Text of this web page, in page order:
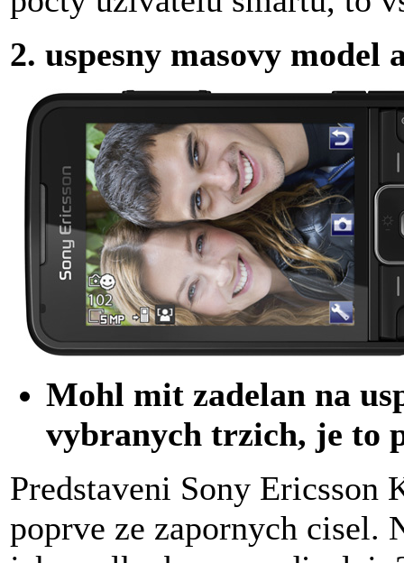
2. uspesny masovy model
Mohl mit zadelan na
vybranych trzich, je to
Predstaveni Sony Ericsson
poprve ze zapornych cisel.